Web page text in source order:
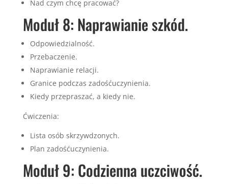
Nad czym chcę pracować?
Moduł 8: Naprawianie szkód.
Odpowiedzialność.
Przebaczenie.
Naprawianie relacji.
Granice podczas zadośćuczynienia.
Kiedy przepraszać, a kiedy nie.
Ćwiczenia:
Lista osób skrzywdzonych.
Plan zadośćuczynienia.
Moduł 9: Codzienna uczciwość.